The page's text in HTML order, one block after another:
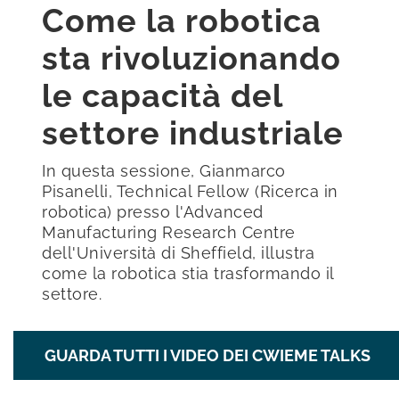
Come la robotica
sta rivoluzionando
le capacità del
settore industriale
In questa sessione, Gianmarco
Pisanelli, Technical Fellow (Ricerca in
robotica) presso l'Advanced
Manufacturing Research Centre
dell'Università di Sheffield, illustra
come la robotica stia trasformando il
settore.
GUARDA TUTTI I VIDEO DEI CWIEME TALKS